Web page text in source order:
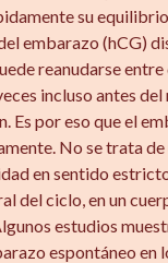
su
embarazo (hCG)
reanudarse
incluso antes
Es por eso que el
No se trata de
en sentido
del ciclo, en un
estudios
espontáneo en